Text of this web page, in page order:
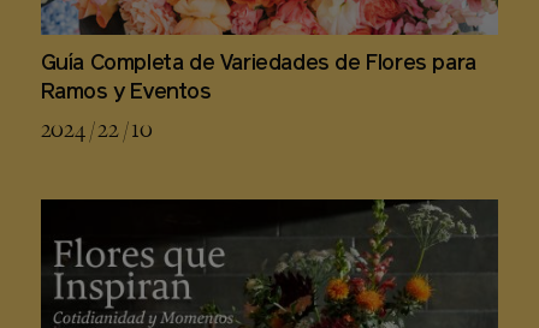
Guía Completa de Variedades de Flores para
Ramos y Eventos
2024 / 22 / 10